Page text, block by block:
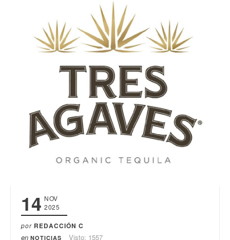
14 NOV
2025
por REDACCIÓN C
en NOTICIAS Visto: 1557